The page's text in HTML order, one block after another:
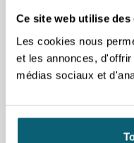
Ce site web utilise des
Les cookies nous
et les annonces,
médias sociaux et
Matteo
Mollica
Conseiller
économique